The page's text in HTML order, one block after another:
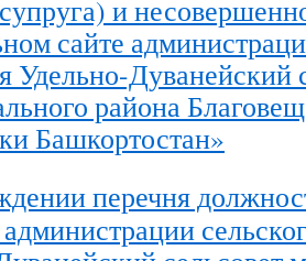
и
сайте
Удельно-Дуванейский
района
Башкортостан»
перечня